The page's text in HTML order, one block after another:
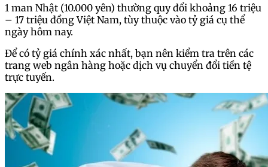
1 man Nhật (10.000 yên) thường quy đổi khoảng 16 triệu
– 17 triệu đồng Việt Nam, tùy thuộc vào tỷ giá cụ thể
ngày hôm nay.
Để có tỷ giá chính xác nhất, bạn nên kiểm tra trên các
trang web ngân hàng hoặc dịch vụ chuyển đổi tiền tệ
trực tuyến.